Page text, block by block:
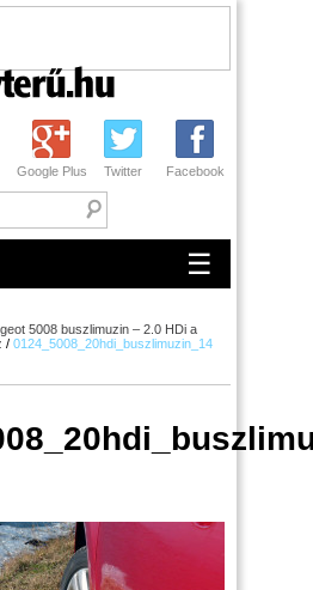
Google Plus Twitter Facebook
☰
5008 buszlimuzin – 2.0 HDi a
/ 0124_5008_20hdi_buszlimuzin_14